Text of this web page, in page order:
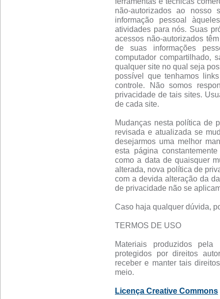
não-autorizados ao nosso
informação pessoal
atividades para nós. Suas
acessos não-autorizados
de suas informações
computador compartilhado,
qualquer site no qual seja
possível que tenhamos
controle. Não somos
privacidade de tais sites.
de cada site.
Mudanças nesta política de
revisada e atualizada se
desejarmos uma melhor
esta página
como a data de quaisquer
alterada, nova política de
com a devida alteração da
de privacidade não se
Caso haja qualquer dúvida,
TERMOS DE USO
Materiais produzidos
protegidos por direitos
receber e manter tais
meio.
Licença Creative Commons